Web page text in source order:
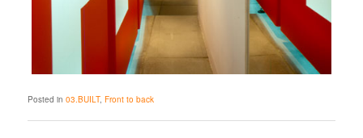
Posted in 03.BUILT,Front to back